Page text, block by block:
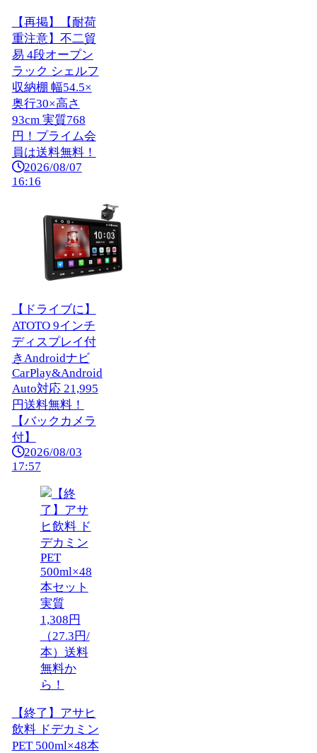
【再掲】【耐荷
重注意】不二貿
易 4段オープン
ラック シェルフ
収納棚 幅54.5×
奥行30×高さ
93cm 実質768
円！プライム会
員は送料無料！
2026/08/07
16:16
【ドライブに】
ATOTO 9インチ
ディスプレイ付
きAndroidナビ
CarPlay&Android
Auto対応 21,995
円送料無料！
【バックカメラ
付】
2026/08/03
17:57
【終了】アサヒ
飲料 ドデカミン
PET 500ml×48本